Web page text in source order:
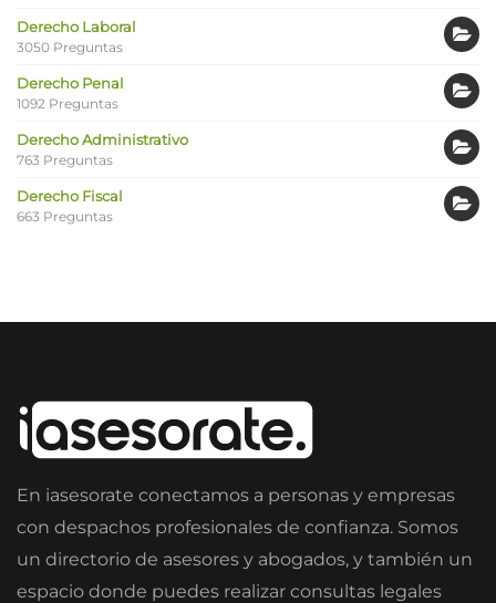
Derecho Laboral
3050 Preguntas
Derecho Penal
1092 Preguntas
Derecho Administrativo
763 Preguntas
Derecho Fiscal
663 Preguntas
En iasesorate conectamos a personas y empresas
con despachos profesionales de confianza. Somos
un directorio de asesores y abogados, y también un
espacio donde puedes realizar consultas legales